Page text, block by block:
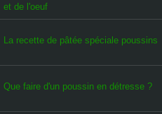
et de l'oeuf
La recette de pâtée spéciale poussins
Que faire d'un poussin en détresse ?